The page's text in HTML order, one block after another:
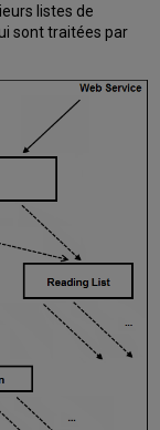
listes de
sont traitées par